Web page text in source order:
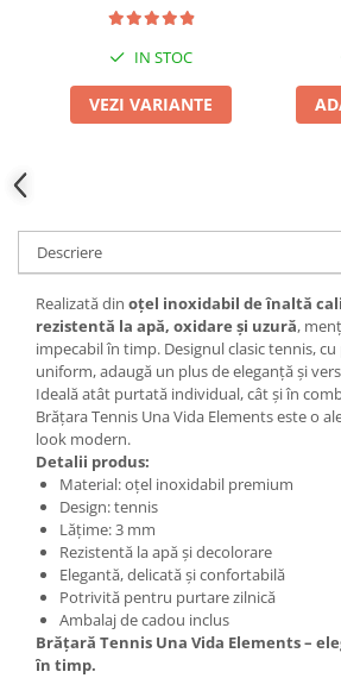
IN STOC
VEZI VARIANTE
Descriere
Realizată din oțel inoxidabil de înaltă
rezistentă la apă, oxidare și uzură,
impecabil în timp. Designul clasic tennis,
uniform, adaugă un plus de eleganță și
Ideală atât purtată individual, cât și în
Brățara Tennis Una Vida Elements este o
look modern.
Detalii produs:
Material: oțel inoxidabil premium
Design: tennis
Lățime: 3 mm
Rezistentă la apă și decolorare
Elegantă, delicată și confortabilă
Potrivită pentru purtare zilnică
Ambalaj de cadou inclus
Brățară Tennis Una Vida Elements –
în timp.